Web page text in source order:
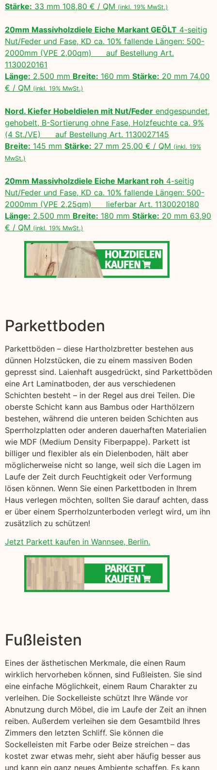
Stärke: 33 mm 108,80 € / QM (inkl. 19% MwSt.)
20mm Massivholzdiele Eiche Markant GEÖLT 4-seitig
Nut/Feder und Fase, KD ca. 10% fallende Längen: 500-
2000mm (VPE 2,00qm) auf Bestellung Art.
1130020161
Länge: 2.500 mm Breite: 160 mm Stärke: 20 mm 74,00
€ / QM (inkl. 19% MwSt.)
Nord. Kiefer Hobeldielen mit Nut/Feder endgespundet,
gehobelt, B-Sortierung ohne Fase, Holzfeuchte ca. 9%
(4 St./VE) auf Bestellung Art. 1130027145
Breite: 145 mm Stärke: 27 mm 25,00 € / QM (inkl. 19%
MwSt.)
20mm Massivholzdiele Eiche Markant roh 4-seitig
Nut/Feder und Fase, KD ca. 10% fallende Längen: 500-
2000mm (VPE 2,25qm) lieferbar Art. 1130020180
Länge: 2.500 mm Breite: 180 mm Stärke: 20 mm 63,90
€ / QM (inkl. 19% MwSt.)
Parkettboden
Parkettböden – diese Hartholzbretter bestehen aus
dünnen Holzstücken, die zu einem massiven Boden
gepresst sind. Laienhaft ausgedrückt, sind Parkettböden
eine Art Laminatboden, der aus verschiedenen
Schichten besteht – in der Regel aus drei Teilen. Die
oberste Schicht kann aus Bambus oder Harthölzern
bestehen, während die unteren beiden Schichten aus
Sperrholzplatten oder anderen dauerhaften Materialien
wie MDF (Medium Density Fiberpappe). Parkett ist
billiger und flexibler als ein Dielenboden, hält aber
möglicherweise nicht so lange, weil sich die Lagen im
Laufe der Zeit durch Feuchtigkeit oder Verformung
lösen können. Wenn Sie einen Parkettboden in Ihrem
Haus verlegen möchten, sollten Sie darauf achten, dass
er über einem Sperrholzunterboden verlegt wird, um ihn
zusätzlich zu schützen!
Jetzt Parkett kaufen in Wannsee, Berlin.
Fußleisten
Eines der ästhetischen Merkmale, die einen Raum
wirklich hervorheben können, sind Fußleisten. Sie sind
eine einfache Möglichkeit, einem Raum Charakter zu
verleihen. Die Sockelleiste schützt Ihre Wände vor
Abnutzung durch Möbel, die im Laufe der Zeit an ihnen
reiben. Außerdem verleihen sie dem Gesamtbild Ihres
Zimmers den letzten Schliff. Sie können die
Sockelleisten mit Farbe oder Beize streichen – das
kostet zwar etwas mehr, sieht aber häufig besser aus
und kann ein ganz neues Ambiente schaffen. Es kann